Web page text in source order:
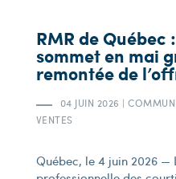
RMR de Québec
sommet en mai
remontée de
04 JUIN 2026 |
VENTES
Québec, le 4 juin 2026 —